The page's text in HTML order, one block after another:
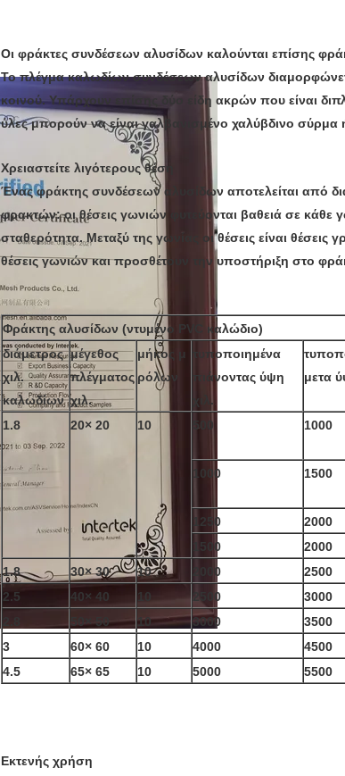
Οι φράκτες συνδέσεων αλυσίδων καλούνται επίσης
Το πλέγμα καλωδίων συνδέσεων αλυσίδων
κοινού. Υπάρχουν επίσης δύο είδη ακρών που είναι
ύλες μπορούν να είναι γαλβανισμένο χαλύβδινο σύρμα
Χρειαστείτε λιγότερους θέση
Ένας φράκτης συνδέσεων αλυσίδων αποτελείται από
φρακτών: οι θέσεις γωνιών φυτεύονται βαθειά σε κάθε
σταθερότητα. Μεταξύ της γωνίας οι θέσεις είναι θέσεις
θέσεις γωνιών και προσθέτουν την υποστήριξη στο
Φράκτης αλυσίδων (ντυμένο PVC καλώδιο)
διάμετρος
χιλ.
καλωδίων
μέγεθος
πλέγματος
χιλ.
μήκος μ
ρόλων
τυποποιημένα
πιάνοντας ύψη
χιλ.
μετα
1.8
20× 20 10 500 1000
1000
1500
1250
2000
1500
2000
1.8
30× 30 10 2000 2500
2.5
40× 40 10 2500 3000
50× 50 10 3000 3500
3
60× 60 10 4000 4500
4.5
65× 65 10 5000 5500
Εκτενής χρήση